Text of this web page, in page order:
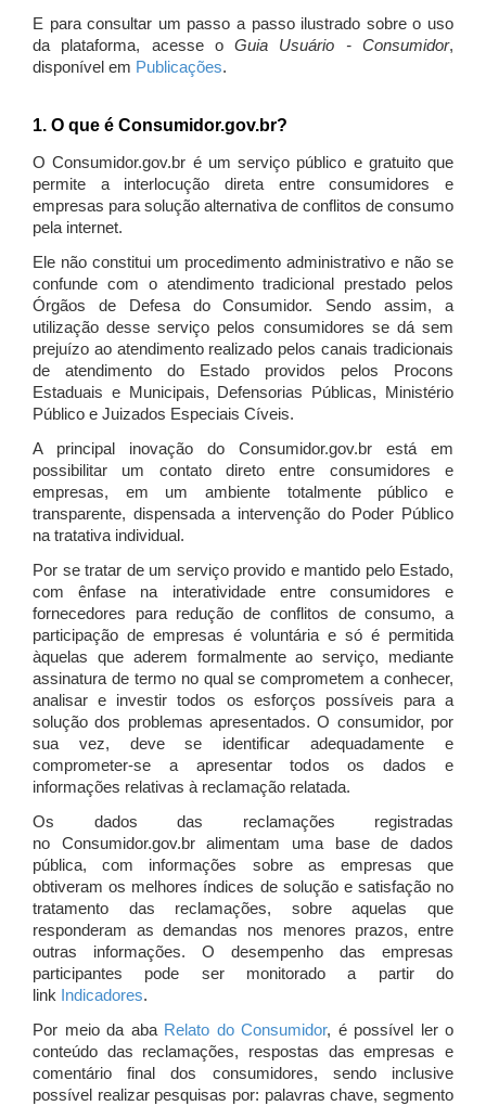
E para consultar um passo a passo ilustrado sobre o uso
da plataforma, acesse oGuia Usuário - Consumidor,
disponível em Publicações.
1. O que é Consumidor.gov.br?
O Consumidor.gov.br é um serviço público e gratuito que
permite a interlocução direta entre consumidores e
empresas para solução alternativa de conflitos de consumo
pela internet.
Ele não constitui um procedimento administrativo e não se
confunde com o atendimento tradicional prestado pelos
Órgãos de Defesa do Consumidor. Sendo assim, a
utilização desse serviço pelos consumidores se dá sem
prejuízo ao atendimento realizado pelos canais tradicionais
de atendimento do Estado providos pelos Procons
Estaduais e Municipais, Defensorias Públicas, Ministério
Público e Juizados Especiais Cíveis.
A principal inovação do Consumidor.gov.br está em
possibilitar um contato direto entre consumidores e
empresas, em um ambiente totalmente público e
transparente, dispensada a intervenção do Poder Público
na tratativa individual.
Por se tratar de um serviço provido e mantido pelo Estado,
com ênfase na interatividade entre consumidores e
fornecedores para redução de conflitos de consumo, a
participação de empresas é voluntária e só é permitida
àquelas que aderem formalmente ao serviço, mediante
assinatura de termo no qual se comprometem a conhecer,
analisar e investir todos os esforços possíveis para a
solução dos problemas apresentados. O consumidor, por
sua vez, deve se identificar adequadamente e
comprometer-se a apresentar todos os dados e
informações relativas à reclamação relatada.
Os dados das reclamações registradas
no Consumidor.gov.br alimentam uma base de dados
pública, com informações sobre as empresas que
obtiveram os melhores índices de solução e satisfação no
tratamento das reclamações, sobre aquelas que
responderam as demandas nos menores prazos, entre
outras informações. O desempenho das empresas
participantes pode ser monitorado a partir do
link Indicadores.
Por meio da aba Relato do Consumidor, é possível ler o
conteúdo das reclamações, respostas das empresas e
comentário final dos consumidores, sendo inclusive
possível realizar pesquisas por: palavras chave, segmento